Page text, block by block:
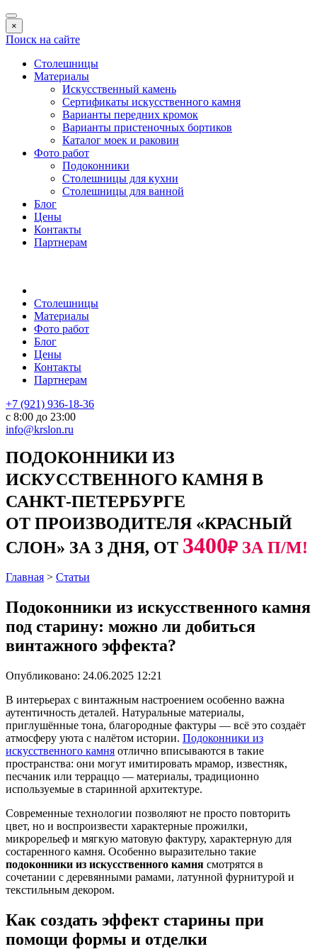
×
Поиск на сайте
Столешницы
Материалы
Искусственный камень
Сертификаты искусственного камня
Варианты передних кромок
Варианты пристеночных бортиков
Каталог моек и раковин
Фото работ
Подоконники
Столешницы для кухни
Столешницы для ванной
Блог
Цены
Контакты
Партнерам
Столешницы
Материалы
Фото работ
Блог
Цены
Контакты
Партнерам
+7 (921) 936-18-36
с 8:00 до 23:00
info@krslon.ru
ПОДОКОННИКИ ИЗ
ИСКУССТВЕННОГО КАМНЯ В
САНКТ-ПЕТЕРБУРГЕ
ОТ ПРОИЗВОДИТЕЛЯ «КРАСНЫЙ
СЛОН» ЗА 3 ДНЯ, ОТ 3400₽ ЗА П/М!
Главная > Статьи
Подоконники из искусственного камня
под старину: можно ли добиться
винтажного эффекта?
Опубликовано: 24.06.2025 12:21
В интерьерах с винтажным настроением особенно важна
аутентичность деталей. Натуральные материалы,
приглушённые тона, благородные фактуры — всё это создаёт
атмосферу уюта с налётом истории. Подоконники из
искусственного камня отлично вписываются в такие
пространства: они могут имитировать мрамор, известняк,
песчаник или терраццо — материалы, традиционно
используемые в старинной архитектуре.
Современные технологии позволяют не просто повторить
цвет, но и воспроизвести характерные прожилки,
микрорельеф и мягкую матовую фактуру, характерную для
состаренного камня. Особенно выразительно такие
подоконники из искусственного камня смотрятся в
сочетании с деревянными рамами, латунной фурнитурой и
текстильным декором.
Как создать эффект старины при
помощи формы и отделки